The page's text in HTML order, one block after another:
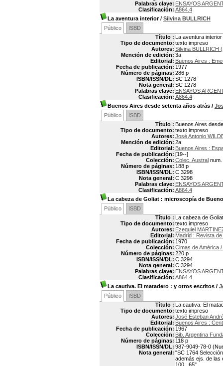
Palabras clave: ENSAYOS
Clasificación: A864.4
La aventura interior/ Silvina BULLRICH
Público
ISBD
Título : La aventura interior
Tipo de documento: texto impreso
Autores: Silvina BULLRICH
Mención de edición: 3a
Editorial: Buenos Aires :
Fecha de publicación: 1977
Número de páginas: 286 p
ISBN/ISSN/DL: SC 1278
Nota general: SC 1278
Palabras clave: ENSAYOS
Clasificación: A864.4
Buenos Aires desde setenta años atrás /
Público
ISBD
Título : Buenos Aires
Tipo de documento: texto impreso
Autores: José Antonio
Mención de edición: 2a
Editorial: Buenos Aires :
Fecha de publicación: [19--]
Colección: Colec. Austral num.
Número de páginas: 188 p
ISBN/ISSN/DL: C 3298
Nota general: C 3298
Palabras clave: ENSAYOS
Clasificación: A864.4
La cabeza de Goliat : microscopía de
Público
ISBD
Título : La cabeza de
Tipo de documento: texto impreso
Autores: Ezequiel
Editorial: Madrid : Revista
Fecha de publicación: 1970
Colección: Cimas de América
Número de páginas: 220 p
ISBN/ISSN/DL: C 3294
Nota general: C 3294
Palabras clave: ENSAYOS
Clasificación: A864.4
La cautiva. El matadero : y otros escritos /
Público
ISBD
Título : La cautiva. El
Tipo de documento: texto impreso
Autores: José Esteban
Editorial: Buenos Aires :
Fecha de publicación: 1967
Colección: Bib. Argentina
Número de páginas: 118 p
ISBN/ISSN/DL: 987-9049-78-0
Nota general: "SC 1764
además ejs. de las
100 , 65"